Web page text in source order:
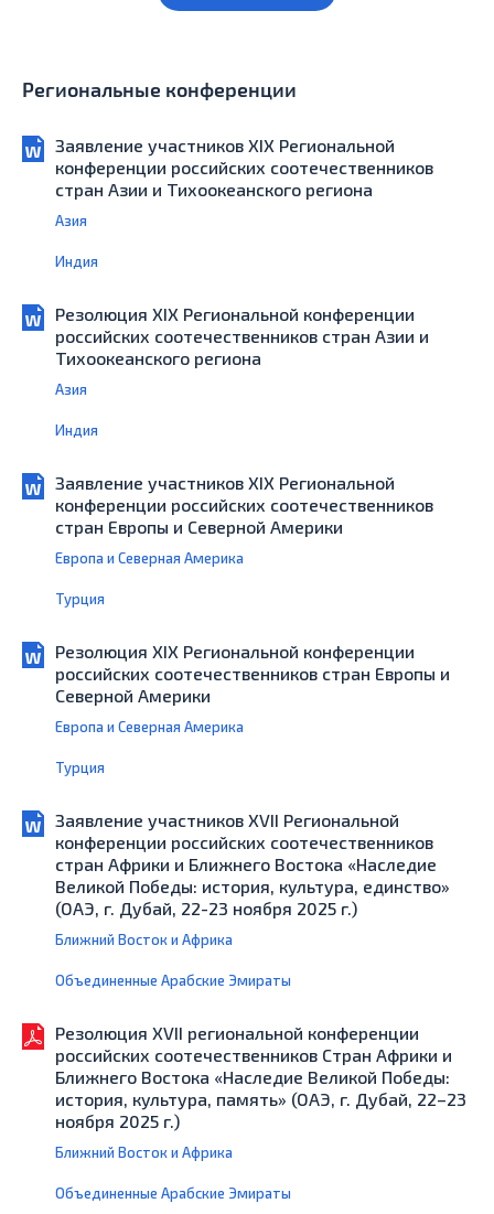
Региональные конференции
Заявление участников XIХ Региональной
конференции российских соотечественников
стран Азии и Тихоокеанского региона
Азия
Индия
Резолюция XIХ Региональной конференции
российских cоотечественников стран Азии и
Тихоокеанского региона
Азия
Индия
Заявление участников XIX Региональной
конференции российских соотечественников
стран Европы и Северной Америки
Европа и Северная Америка
Турция
Резолюция XIX Региональной конференции
российских соотечественников стран Европы и
Северной Америки
Европа и Северная Америка
Турция
Заявление участников XVII Региональной
конференции российских соотечественников
стран Африки и Ближнего Востока «Наследие
Великой Победы: история, культура, единство»
(ОАЭ, г. Дубай, 22-23 ноября 2025 г.)
Ближний Восток и Африка
Объединенные Арабские Эмираты
Резолюция XVII региональной конференции
российских соотечественников Стран Африки и
Ближнего Востока «Наследие Великой Победы:
история, культура, память» (ОАЭ, г. Дубай, 22–23
ноября 2025 г.)
Ближний Восток и Африка
Объединенные Арабские Эмираты